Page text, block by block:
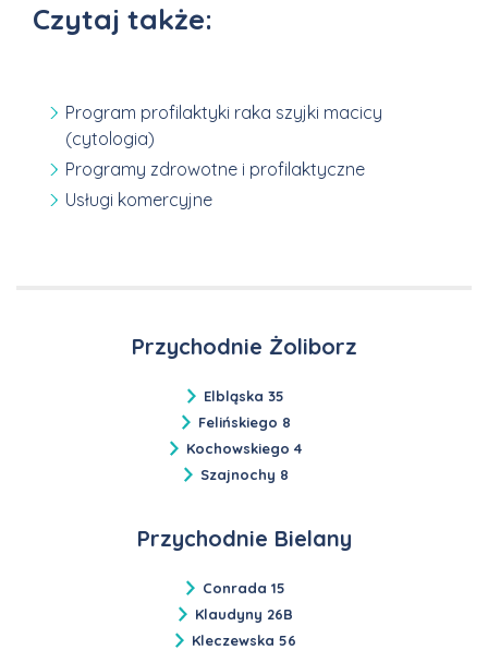
Czytaj także:
Program profilaktyki raka szyjki macicy
(cytologia)
Programy zdrowotne i profilaktyczne
Usługi komercyjne
Przychodnie Żoliborz
Elbląska 35
Felińskiego 8
Kochowskiego 4
Szajnochy 8
Przychodnie Bielany
Conrada 15
Klaudyny 26B
Kleczewska 56